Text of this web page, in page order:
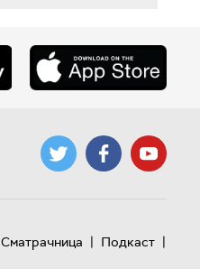
Сматрачница | Подкаст |